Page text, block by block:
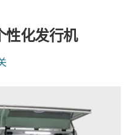
性化发行机